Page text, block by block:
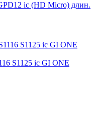
ic (HD Micro) длин.
S1125 ic GI ONE